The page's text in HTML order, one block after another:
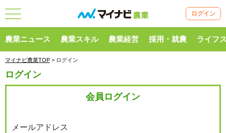
ログイン
農業ニュース 農業スキル 農業経営 採用・就農 ライフ
マイナビ農業TOP > ログイン
ログイン
会員ログイン
メールアドレス